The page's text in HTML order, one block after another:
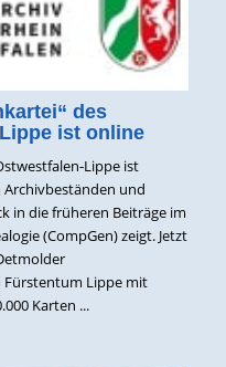
des
ist online
Lippe ist
und
in die früheren Beiträge im
(CompGen) zeigt. Jetzt
Fürstentum Lippe mit
Karten ...